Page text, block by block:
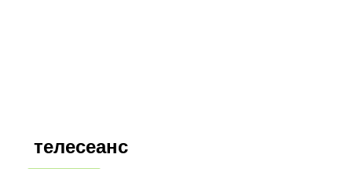
телесеанс